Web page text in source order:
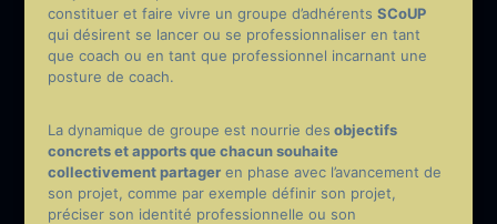
constituer et faire vivre un groupe d’adhérents SCoUP
qui désirent se lancer ou se professionnaliser en tant
que coach ou en tant que professionnel incarnant une
posture de coach.
La dynamique de groupe est nourrie des objectifs
concrets et apports que chacun souhaite
collectivement partageren phase avec l’avancement de
son projet, comme par exemple définir son projet,
préciser son identité professionnelle ou son